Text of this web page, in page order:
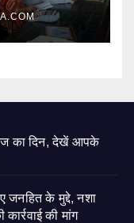
का दिन, देखें आपके
जनहित के मुद्दे, नशा
की मांग